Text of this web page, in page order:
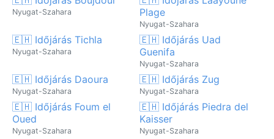
Nyugat-Szahara
Plage
Nyugat-Szahara
🇪🇭 Időjárás Tichla
Nyugat-Szahara
🇪🇭 Időjárás Uad
Guenifa
Nyugat-Szahara
🇪🇭 Időjárás Daoura
Nyugat-Szahara
🇪🇭 Időjárás Zug
Nyugat-Szahara
🇪🇭 Időjárás Foum el
Oued
Nyugat-Szahara
🇪🇭 Időjárás Piedra del
Kaisser
Nyugat-Szahara